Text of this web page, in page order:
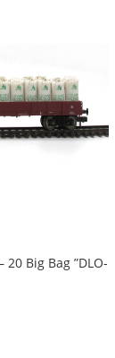
20 Big Bag ”DLO-